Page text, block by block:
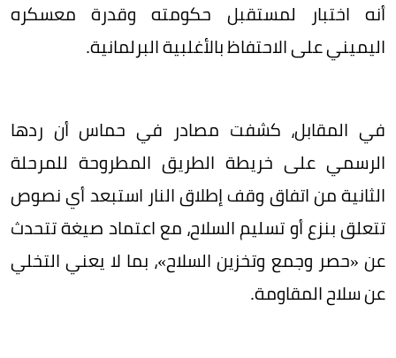
أنه اختبار لمستقبل حكومته وقدرة معسكره
اليميني على الاحتفاظ بالأغلبية البرلمانية.
في المقابل، كشفت مصادر في حماس أن ردها
الرسمي على خريطة الطريق المطروحة للمرحلة
الثانية من اتفاق وقف إطلاق النار استبعد أي نصوص
تتعلق بنزع أو تسليم السلاح، مع اعتماد صيغة تتحدث
عن «حصر وجمع وتخزين السلاح»، بما لا يعني التخلي
عن سلاح المقاومة.